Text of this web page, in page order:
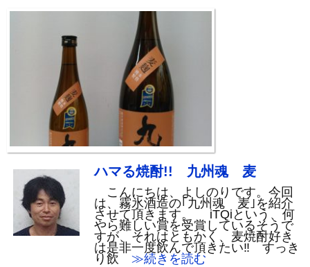
ハマる焼酎!! 九州魂 麦
こんにちは、よしのりです。今回
は、霧氷酒造の｢九州魂 麦｣を紹介
させて頂きます。 iTQiという、何
やら難しい賞を受賞しているそうで
すが、それはともかく、麦焼酎好き
は是非一度飲んで頂きたい‼ すっき
り飲 ≫続きを読む